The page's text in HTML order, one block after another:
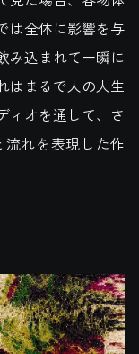
は全体に影響を与
み込まれて一瞬に
はまるで人の人生
ィオを通して、さ
れを表現した作